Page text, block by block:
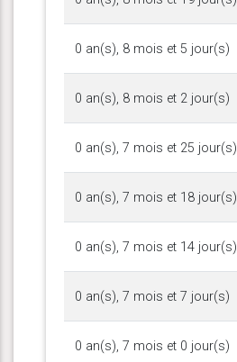
0 an(s), 8 mois et 5 jour(s)
0 an(s), 8 mois et 2 jour(s)
0 an(s), 7 mois et 25 jour(s)
0 an(s), 7 mois et 18 jour(s)
0 an(s), 7 mois et 14 jour(s)
0 an(s), 7 mois et 7 jour(s)
0 an(s), 7 mois et 0 jour(s)